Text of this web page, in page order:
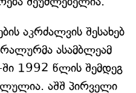
აკრძალვის შესახებ
ასამბლეამ
1992 წლის შემდეგ
აშშ პირველი